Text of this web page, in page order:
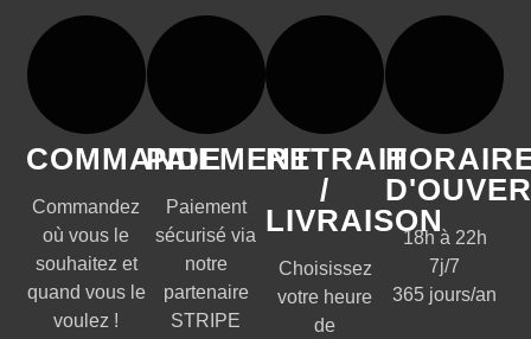
COMMANDE
Commandez
où vous le
souhaitez et
quand vous le
voulez !
PAIEMENT
Paiement
sécurisé via
notre
partenaire
STRIPE
RETRAIT
/
LIVRAISON
Choisissez
votre heure
de
18h à 22h
7j/7
365 jours/an